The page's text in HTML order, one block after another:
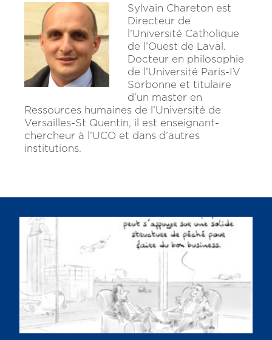
Sylvain Chareton est
Directeur de
l’Université Catholique
de l’Ouest de Laval.
Docteur en philosophie
de l’Université Paris-IV
Sorbonne et titulaire
d’un master en
Ressources humaines de l’Université de
Versailles-St Quentin, il est enseignant-
chercheur à l’UCO et dans d’autres
institutions.